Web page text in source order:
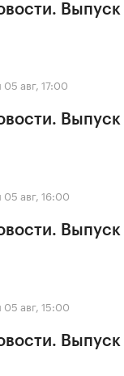
05 авг, 17:00
05 авг, 16:00
05 авг, 15:00